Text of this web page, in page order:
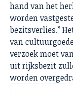
hand van het
worden
bezitsverlies.”
van
verzoek moet
uit rijksbezit
worden